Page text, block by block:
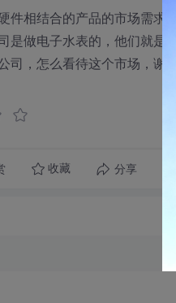
件相结合的产品的市场需
是做电子水表的，他们就
，怎么看待这个市场，谢谢
收藏 分享